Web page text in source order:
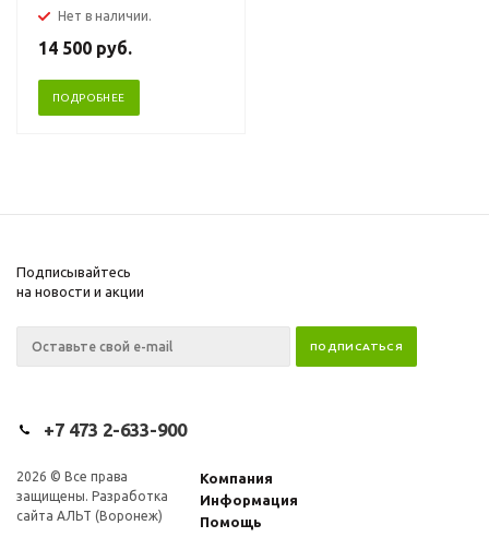
Нет в наличии.
14 500 руб.
ПОДРОБНЕЕ
Подписывайтесь
на новости и акции
+7 473 2-633-900
2026 © Все права
защищены. Разработка
сайта АЛЬТ (Воронеж)
Компания
Информация
Помощь